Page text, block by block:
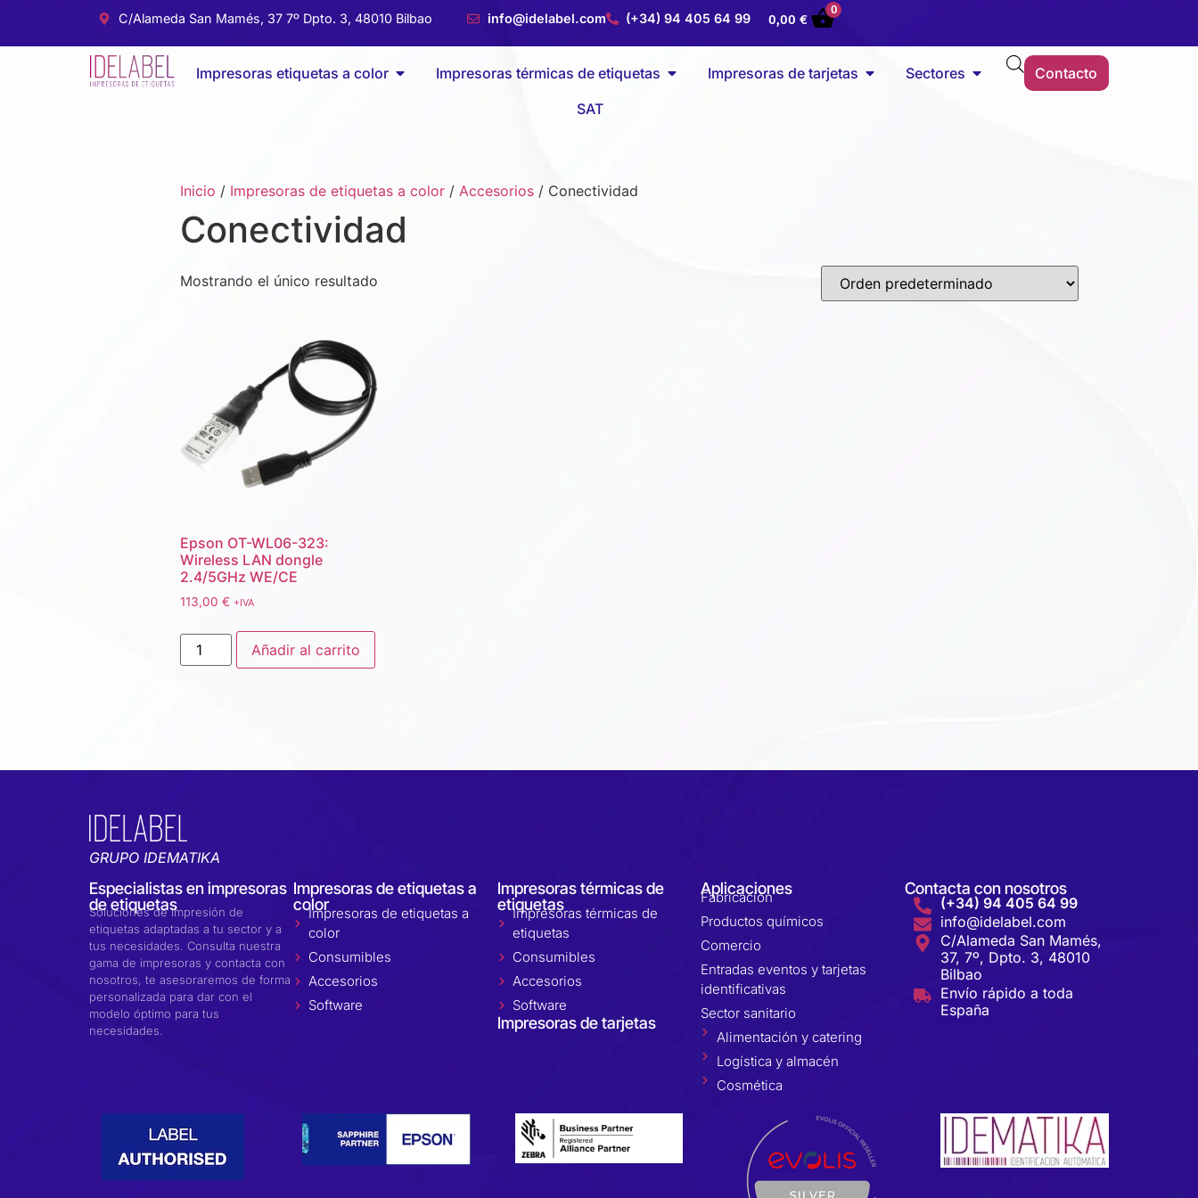
C/Alameda San Mamés, 37 7º Dpto. 3, 48010 Bilbao info@idelabel.com (+34) 94 405 64 99 0,00€
0
Impresoras etiquetas a color Impresoras térmicas de etiquetas Impresoras de tarjetas
Sectores
SAT
Contacto
Inicio / Impresoras de etiquetas a color/ Accesorios/ Conectividad
Conectividad
Mostrando el único resultado
Epson OT-WL06-323:
Wireless LAN dongle
2.4/5GHz WE/CE
113,00 € +IVA
Añadir al carrito
GRUPO IDEMATIKA
Especialistas en impresoras
de etiquetas
Soluciones de impresión de
etiquetas adaptadas a tu sector y a
tus necesidades. Consulta nuestra
gama de impresoras y contacta con
nosotros, te asesoraremos de forma
personalizada para dar con el
modelo óptimo para tus
necesidades.
Impresoras de etiquetas a
color
Impresoras de etiquetas a
color
Consumibles
Accesorios
Software
Impresoras térmicas de
etiquetas
Impresoras térmicas de
etiquetas
Consumibles
Accesorios
Software
Impresoras de tarjetas
Aplicaciones
Fabricación
Productos químicos
Comercio
Entradas eventos y tarjetas
identificativas
Sector sanitario
Alimentación y catering
Logística y almacén
Cosmética
Contacta con nosotros
(+34) 94 405 64 99
info@idelabel.com
C/Alameda San Mamés,
37, 7º, Dpto. 3, 48010
Bilbao
Envío rápido a toda
España